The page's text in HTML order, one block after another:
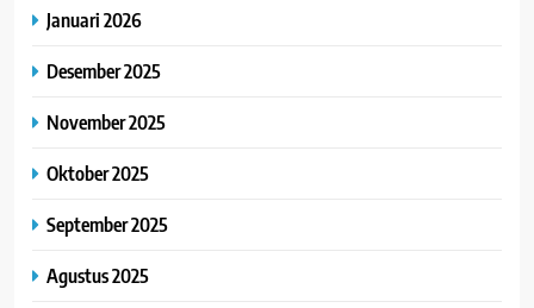
Januari 2026
Desember 2025
November 2025
Oktober 2025
September 2025
Agustus 2025